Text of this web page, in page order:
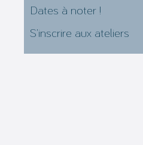
Dates à noter !
S’inscrire aux ateliers